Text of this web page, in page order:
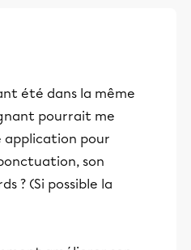
été dans la même
pourrait me
application pour
son
? (Si possible la